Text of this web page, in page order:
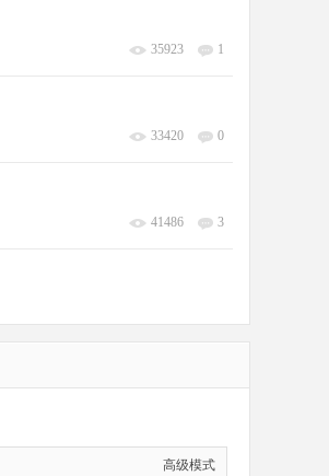
35923 1
33420 0
41486 3
高级模式